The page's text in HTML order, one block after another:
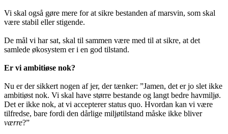
Vi skal også gøre mere for at sikre bestanden af marsvin, som skal
være stabil eller stigende.
De mål vi har sat, skal til sammen være med til at sikre, at det
samlede økosystem er i en god tilstand.
Er vi ambitiøse nok?
Nu er der sikkert nogen af jer, der tænker: ”Jamen, det er jo slet ikke
ambitiøst nok. Vi skal have større bestande og langt bedre havmiljø.
Det er ikke nok, at vi accepterer status quo. Hvordan kan vi være
tilfredse, bare fordi den dårlige miljøtilstand måske ikke bliver
værre?”